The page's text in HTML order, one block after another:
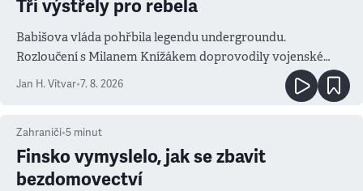
Tři výstřely pro rebela
Babišova vláda pohřbila legendu undergroundu.
Rozloučení s Milanem Knížákem doprovodily vojenské
salvy i kritika pokrokářů
Jan H. Vitvar•7. 8. 2026
Zahraničí•5 minut
Finsko vymyslelo, jak se zbavit
bezdomovectví